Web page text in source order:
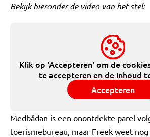
Bekijk hieronder de video van het stel:
Klik op 'Accepteren' om de
te accepteren en de inhoud
Accepteren
Medbådan is een onontdekte parel
toerismebureau, maar Freek weet